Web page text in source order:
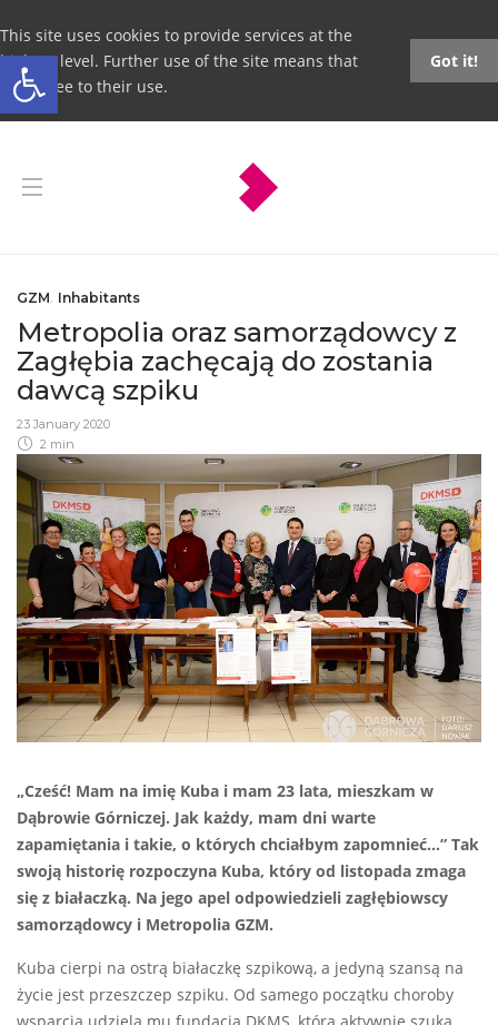
Open toolbar
This site uses cookies to provide services at the
highest level. Further use of the site means that
you agree to their use.
Got it!
GZM, Inhabitants
Metropolia oraz samorządowcy z
Zagłębia zachęcają do zostania
dawcą szpiku
23 January 2020
2 min
„Cześć! Mam na imię Kuba i mam 23 lata, mieszkam w
Dąbrowie Górniczej. Jak każdy, mam dni warte
zapamiętania i takie, o których chciałbym zapomnieć…” Tak
swoją historię rozpoczyna Kuba, który od listopada zmaga
się z białaczką. Na jego apel odpowiedzieli zagłębiowscy
samorządowcy i Metropolia GZM.
Kuba cierpi na ostrą białaczkę szpikową, a jedyną szansą na
życie jest przeszczep szpiku. Od samego początku choroby